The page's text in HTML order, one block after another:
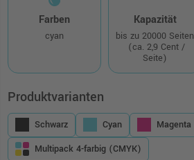
Farben
cyan
Kapazität
bis zu 20000 Seiten
(ca. 2,9 Cent /
Seite)
Produktvarianten
Schwarz Cyan Magenta
Multipack 4-farbig (CMYK)